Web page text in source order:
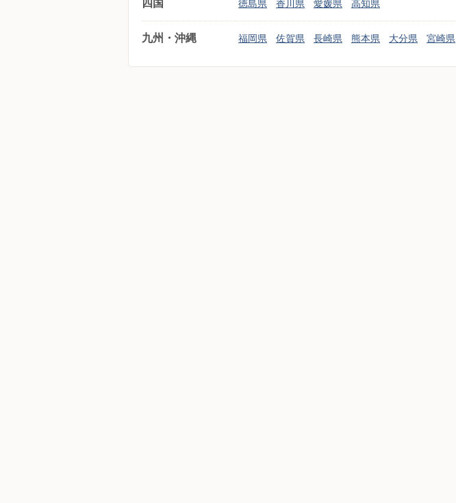
四国 徳島県 香川県 愛媛県 高知県
九州・沖縄 福岡県 佐賀県 長崎県 熊本県 大分県 宮崎県